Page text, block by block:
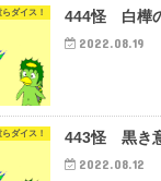
らダイス！ 444怪 白樺
2022.08.19
らダイス！ 443怪 黒き
2022.08.12